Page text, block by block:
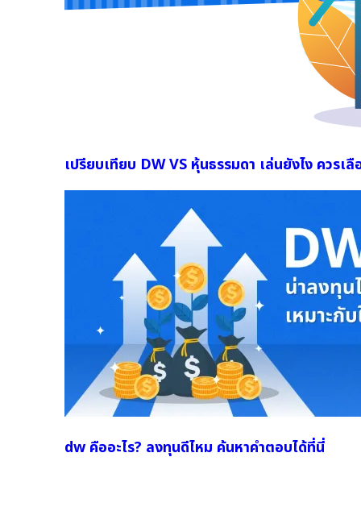
เปรียบเทียบ DW VS หุ้นธรรมดา เล่นยังไง ควรเ
dw คืออะไร? ลงทุนดีไหม ค้นหาคำตอบได้ที่นี่